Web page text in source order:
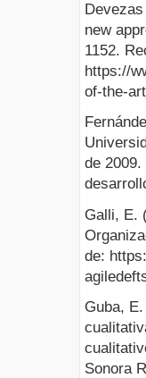
new
1152.
https://
of-the-
de
Galli, E.
de:
Guba,
Sonora